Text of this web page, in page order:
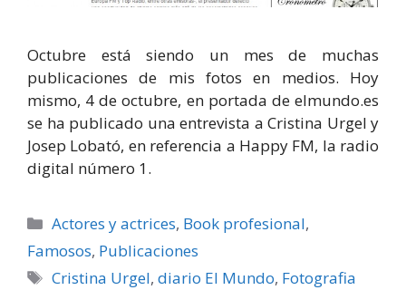
Octubre está siendo un mes de muchas
publicaciones de mis fotos en medios. Hoy
mismo, 4 de octubre, en portada de elmundo.es
se ha publicado una entrevista a Cristina Urgel y
Josep Lobató, en referencia a Happy FM, la radio
digital número 1.
Categorías
Actores y actrices, Book profesional,
Famosos, Publicaciones
Etiquetas
Cristina Urgel,diario El Mundo, Fotografia